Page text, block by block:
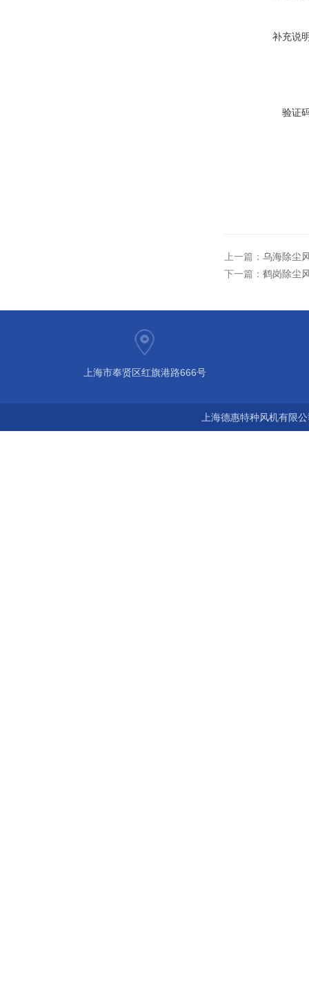
补充说
验证
上一篇： 乌海除尘
下一篇： 鹤岗除尘
上海市奉贤区红旗港路666号
上海德惠特种风机有限